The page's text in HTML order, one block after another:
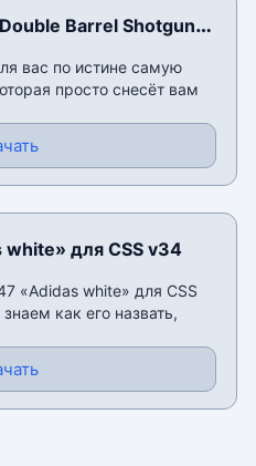
Barrel Shotgun
вас по истине самую
просто снесёт вам
для CSS v34
«Adidas white» для CSS
как его назвать,